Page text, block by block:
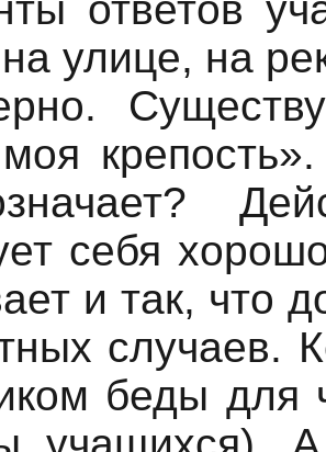
улице, на
себя
и так, что
случаев.
беды для